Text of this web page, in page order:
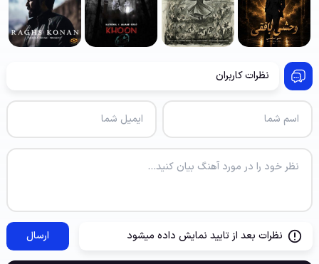
نظرات کاربران
نظرات بعد از تایید نمایش داده میشود ارسال